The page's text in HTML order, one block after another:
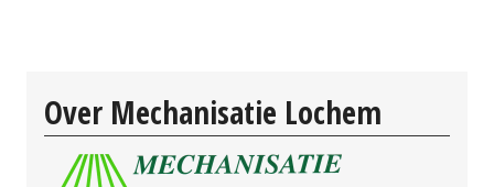
Over Mechanisatie Lochem